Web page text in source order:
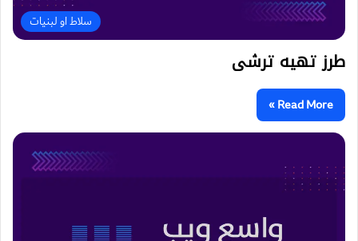
سلاط او لبنیات
طرز تهیه ترشی
Read More »